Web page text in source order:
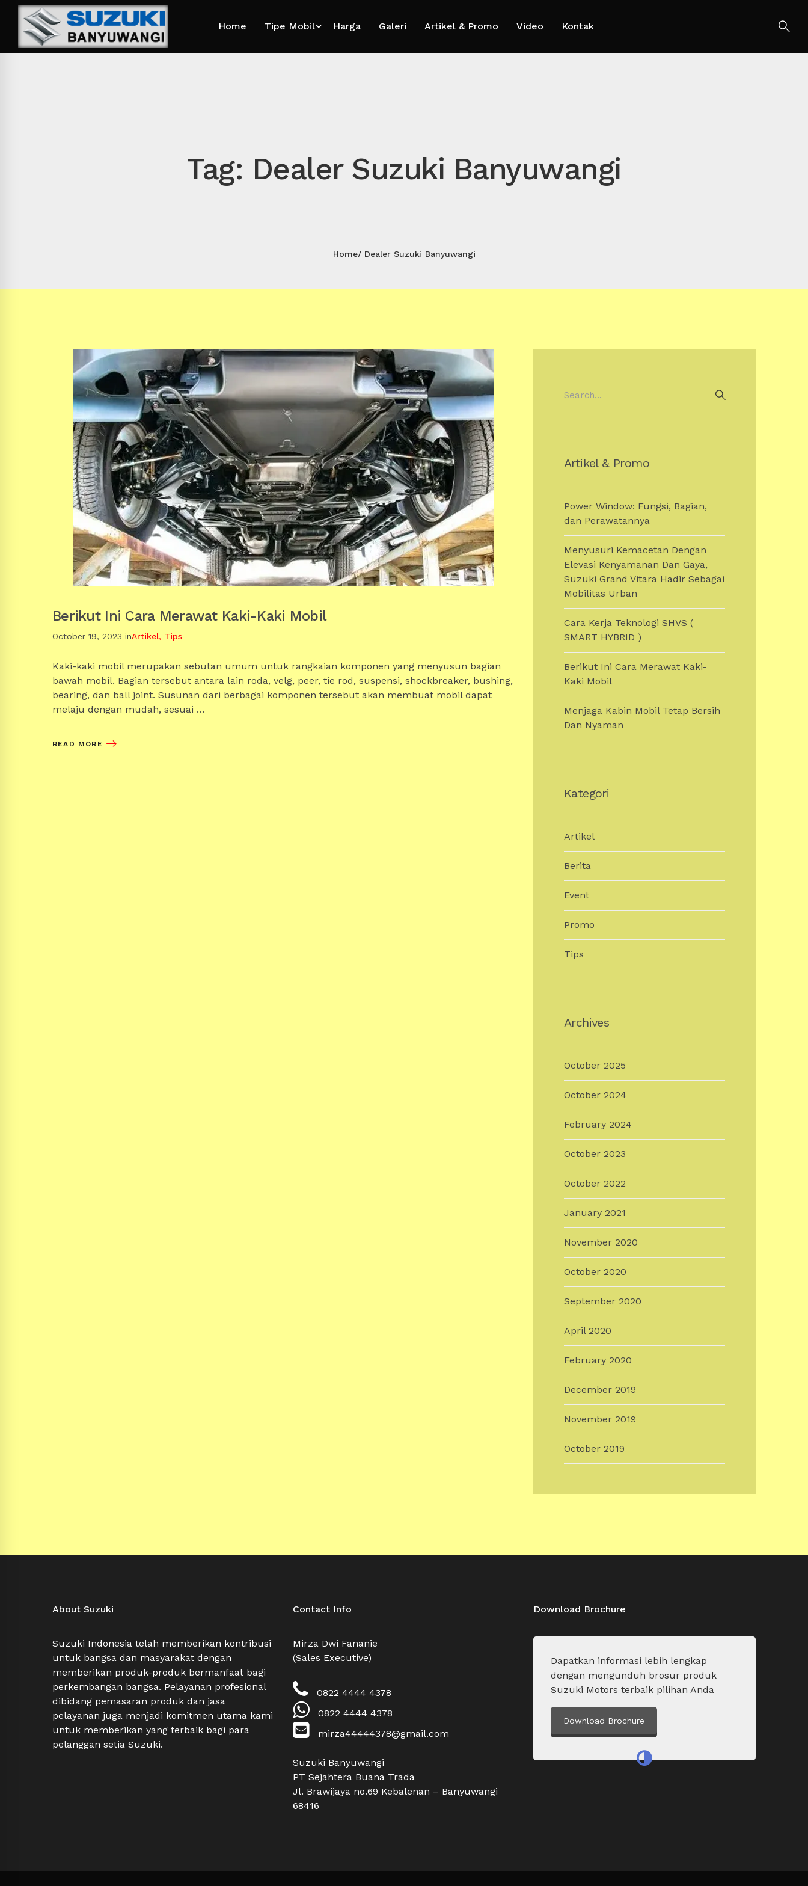
Home Tipe Mobil Harga Galeri Artikel & Promo Video Kontak
Tag: Dealer Suzuki Banyuwangi
Home Dealer Suzuki Banyuwangi
Berikut Ini Cara Merawat Kaki-Kaki Mobil
October 19, 2023 inArtikel, Tips
Kaki-kaki mobil merupakan sebutan umum untuk rangkaian komponen yang menyusun bagian
bawah mobil. Bagian tersebut antara lain roda, velg, peer, tie rod, suspensi, shockbreaker, bushing,
bearing, dan ball joint. Susunan dari berbagai komponen tersebut akan membuat mobil dapat
melaju dengan mudah, sesuai …
READ MORE
for:
Artikel & Promo
Power Window: Fungsi, Bagian,
dan Perawatannya
Menyusuri Kemacetan Dengan
Elevasi Kenyamanan Dan Gaya,
Suzuki Grand Vitara Hadir Sebagai
Mobilitas Urban
Cara Kerja Teknologi SHVS (
SMART HYBRID )
Berikut Ini Cara Merawat Kaki-
Kaki Mobil
Menjaga Kabin Mobil Tetap Bersih
Dan Nyaman
Kategori
Artikel
Berita
Event
Promo
Tips
Archives
October 2025
October 2024
February 2024
October 2023
October 2022
January 2021
November 2020
October 2020
September 2020
April 2020
February 2020
December 2019
November 2019
October 2019
About Suzuki
Suzuki Indonesia telah memberikan kontribusi
untuk bangsa dan masyarakat dengan
memberikan produk-produk bermanfaat bagi
perkembangan bangsa. Pelayanan profesional
dibidang pemasaran produk dan jasa
pelayanan juga menjadi komitmen utama kami
untuk memberikan yang terbaik bagi para
pelanggan setia Suzuki.
Contact Info
Mirza Dwi Fananie
(Sales Executive)
0822 4444 4378
0822 4444 4378
mirza44444378@gmail.com
Suzuki Banyuwangi
PT Sejahtera Buana Trada
Jl. Brawijaya no.69 Kebalenan – Banyuwangi
68416
Download Brochure
Dapatkan informasi lebih lengkap
dengan mengunduh brosur produk
Suzuki Motors terbaik pilihan Anda
Download Brochure